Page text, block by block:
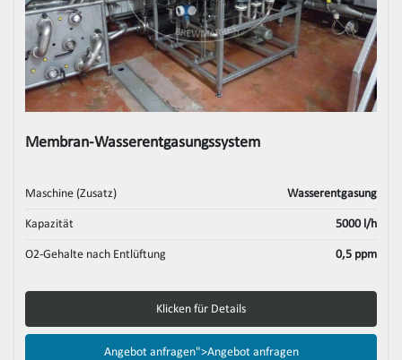
Membran-Wasserentgasungssystem
Maschine (Zusatz) Wasserentgasung
Kapazität 5000 l/h
O2-Gehalte nach Entlüftung 0,5 ppm
Klicken für Details
Angebot anfragen">Angebot anfragen